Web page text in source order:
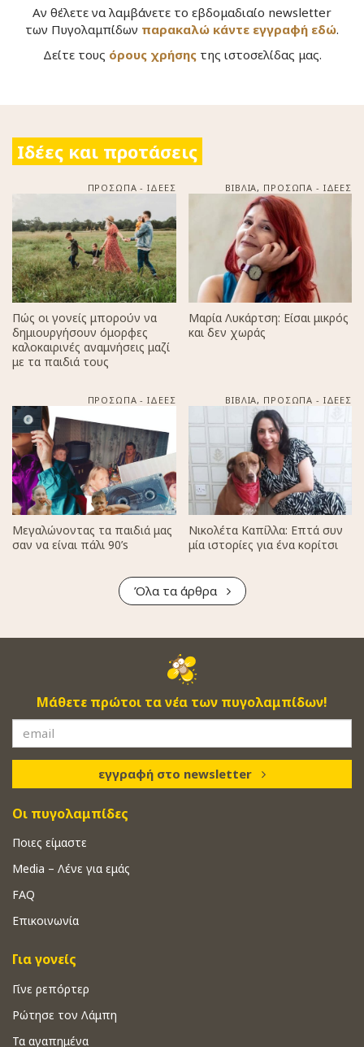
Αν θέλετε να λαμβάνετε το εβδομαδιαίο newsletter
των Πυγολαμπίδων παρακαλώ κάντε εγγραφή εδώ.
Δείτε τους όρους χρήσηςτης ιστοσελίδας μας.
Ιδέες και προτάσεις
ΠΡΟΣΩΠΑ - ΙΔΕΕΣ
Πώς οι γονείς μπορούν να
δημιουργήσουν όμορφες
καλοκαιρινές αναμνήσεις μαζί
με τα παιδιά τους
ΒΙΒΛΙΑ, ΠΡΟΣΩΠΑ - ΙΔΕΕΣ
Μαρία Λυκάρτση: Είσαι μικρός
και δεν χωράς
ΠΡΟΣΩΠΑ - ΙΔΕΕΣ
Μεγαλώνοντας τα παιδιά μας
σαν να είναι πάλι 90’s
ΒΙΒΛΙΑ, ΠΡΟΣΩΠΑ - ΙΔΕΕΣ
Νικολέτα Καπίλλα: Επτά συν
μία ιστορίες για ένα κορίτσι
Όλα τα άρθρα
Μάθετε πρώτοι τα νέα των πυγολαμπίδων!
εγγραφή στο newsletter
Οι πυγολαμπίδες
Ποιες είμαστε
Media – Λένε για εμάς
FAQ
Επικοινωνία
Για γονείς
Γίνε ρεπόρτερ
Ρώτησε τον Λάμπη
Τα αγαπημένα